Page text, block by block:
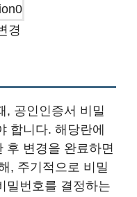
경
, 공인인증서 비밀
합니다. 해당란에
후 변경을 완료하면
, 주기적으로 비밀
밀번호를 결정하는